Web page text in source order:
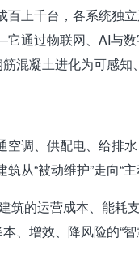
上千台，各系统独
通过物联网、AI与
凝土进化为可感知
调、供配电、给排
“被动维护”走向“主
筑的运营成本、能耗
、增效、降风险的“智